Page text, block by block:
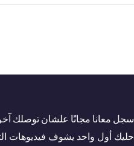
سجل معانا مجانًا علشان توصلك آخر
حليك أول واحد يشوف فيديوهات